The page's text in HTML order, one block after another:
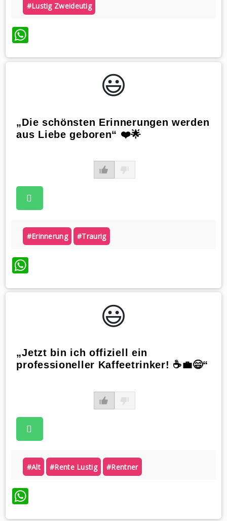
#lustig Zweideutig
WhatsApp
😃️
„Die schönsten Erinnerungen werden
aus Liebe geboren“ ❤️🌟
#erinnerung #traurig
WhatsApp
😃️
„Jetzt bin ich offiziell ein
professioneller Kaffeetrinker! ☕💼😄“
#alt #rente Lustig #rentner
WhatsApp